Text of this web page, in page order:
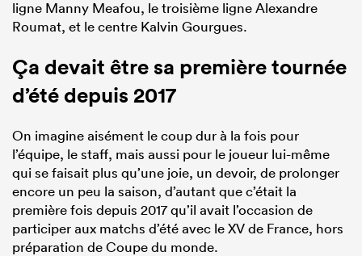
ligne Manny Meafou, le troisième ligne Alexandre
Roumat, et le centre Kalvin Gourgues.
Ça devait être sa première tournée
d’été depuis 2017
On imagine aisément le coup dur à la fois pour
l’équipe, le staff, mais aussi pour le joueur lui-même
qui se faisait plus qu’une joie, un devoir, de prolonger
encore un peu la saison, d’autant que c’était la
première fois depuis 2017 qu’il avait l’occasion de
participer aux matchs d’été avec le XV de France, hors
préparation de Coupe du monde.